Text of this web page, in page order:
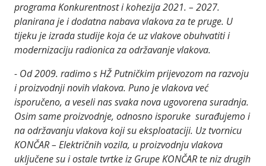
programa Konkurentnost i kohezija 2021. – 2027.
planirana je i dodatna nabava vlakova za te pruge. U
tijeku je izrada studije koja će uz vlakove obuhvatiti i
modernizaciju radionica za održavanje vlakova.
- Od 2009. radimo s HŽ Putničkim prijevozom na razvoju
i proizvodnji novih vlakova. Puno je vlakova već
isporučeno, a veseli nas svaka nova ugovorena suradnja.
Osim same proizvodnje, odnosno isporuke surađujemo i
na održavanju vlakova koji su eksploataciji. Uz tvornicu
KONČAR – Električnih vozila, u proizvodnju vlakova
uključene su i ostale tvrtke iz Grupe KONČAR te niz drugih